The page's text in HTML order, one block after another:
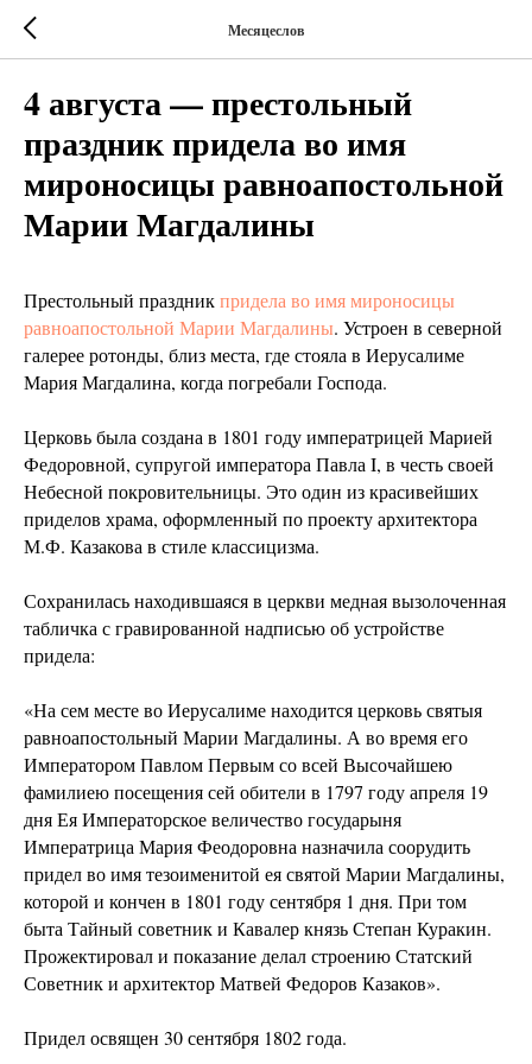
Месяцеслов
4 августа — престольный
праздник придела во имя
мироносицы равноапостольной
Марии Магдалины
Престольный праздникпридела во имя мироносицы
равноапостольной Марии Магдалины. Устроен в северной
галерее ротонды, близ места, где стояла в Иерусалиме
Мария Магдалина, когда погребали Господа.
Церковь была создана в 1801 году императрицей Марией
Федоровной, супругой императора Павла I, в честь своей
Небесной покровительницы. Это один из красивейших
приделов храма, оформленный по проекту архитектора
М.Ф. Казакова в стиле классицизма.
Сохранилась находившаяся в церкви медная вызолоченная
табличка с гравированной надписью об устройстве
придела:
«На сем месте во Иерусалиме находится церковь святыя
равноапостольный Марии Магдалины. А во время его
Императором Павлом Первым со всей Высочайшею
фамилиею посещения сей обители в 1797 году апреля 19
дня Ея Императорское величество государыня
Императрица Мария Феодоровна назначила соорудить
придел во имя тезоименитой ея святой Марии Магдалины,
которой и кончен в 1801 году сентября 1 дня. При том
быта Тайный советник и Кавалер князь Степан Куракин.
Прожектировал и показание делал строению Статский
Совет­ник и архитектор Матвей Федоров Казаков».
Придел освящен 30 сентября 1802 года.